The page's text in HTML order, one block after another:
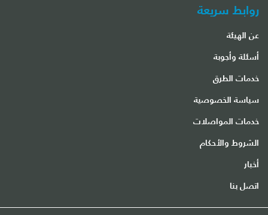
روابط سريعة
عن الهيئة
أسئلة وأجوبة
خدمات الطرق
سياسة الخصوصية
خدمات المواصلات
الشروط والأحكام
أخبار
اتصل بنا